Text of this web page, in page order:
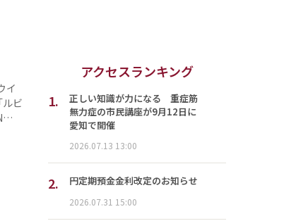
イ
ビ
アクセスランキング
1.
正しい知識が力になる 重症筋
無力症の市民講座が9月12日に
愛知で開催
2026.07.13 13:00
2. 円定期預金金利改定のお知らせ
2026.07.31 15:00